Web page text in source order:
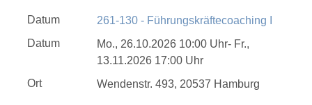
Datum
261-130 - Führungskräftecoaching I
Datum
Mo., 26.10.2026 10:00 Uhr- Fr.,
13.11.2026 17:00 Uhr
Ort
Wendenstr. 493, 20537 Hamburg